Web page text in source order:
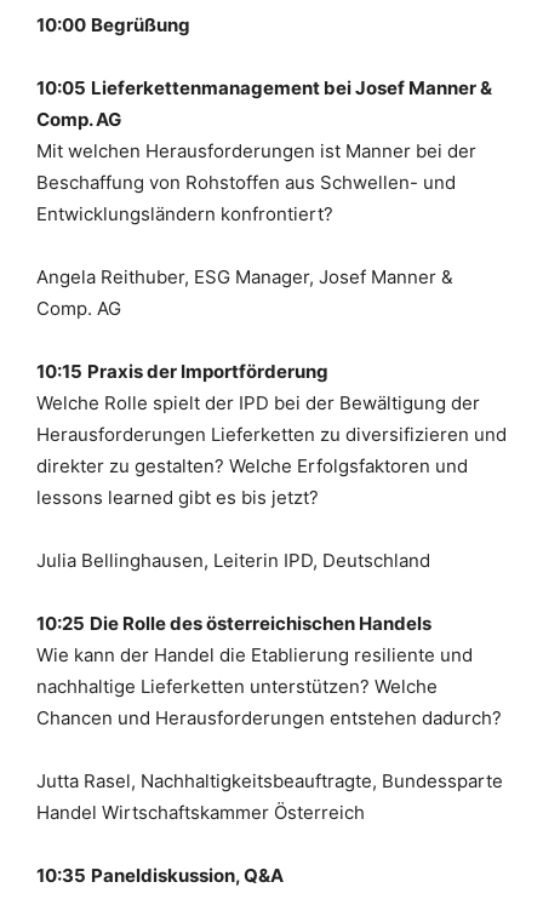
10:00 Begrüßung
10:05 Lieferkettenmanagement bei Josef Manner &
Comp. AG
Mit welchen Herausforderungen ist Manner bei der
Beschaffung von Rohstoffen aus Schwellen- und
Entwicklungsländern konfrontiert?
Angela Reithuber, ESG Manager, Josef Manner &
Comp. AG
10:15 Praxis der Importförderung
Welche Rolle spielt der IPD bei der Bewältigung der
Herausforderungen Lieferketten zu diversifizieren und
direkter zu gestalten? Welche Erfolgsfaktoren und
lessons learned gibt es bis jetzt?
Julia Bellinghausen, Leiterin IPD, Deutschland
10:25 Die Rolle des österreichischen Handels
Wie kann der Handel die Etablierung resiliente und
nachhaltige Lieferketten unterstützen? Welche
Chancen und Herausforderungen entstehen dadurch?
Jutta Rasel, Nachhaltigkeitsbeauftragte, Bundessparte
Handel Wirtschaftskammer Österreich
10:35 Paneldiskussion, Q&A